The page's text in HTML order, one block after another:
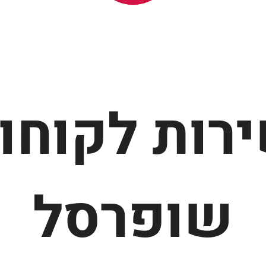
שופרסל